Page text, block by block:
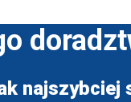
najszybciej